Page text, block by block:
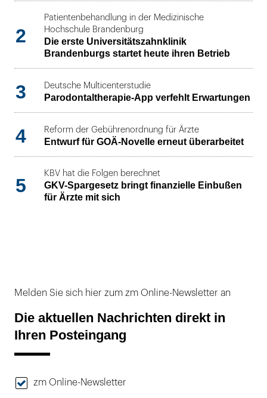
2
Patientenbehandlung in der Medizinische
Hochschule Brandenburg
Die erste Universitätszahnklinik
Brandenburgs startet heute ihren Betrieb
3 Deutsche Multicenterstudie
Parodontaltherapie-App verfehlt Erwartungen
4 Reform der Gebührenordnung für Ärzte
Entwurf für GOÄ-Novelle erneut überarbeitet
5
KBV hat die Folgen berechnet
GKV-Spargesetz bringt finanzielle Einbußen
für Ärzte mit sich
Melden Sie sich hier zum zm Online-Newsletter an
Die aktuellen Nachrichten direkt in
Ihren Posteingang
zm Online-Newsletter